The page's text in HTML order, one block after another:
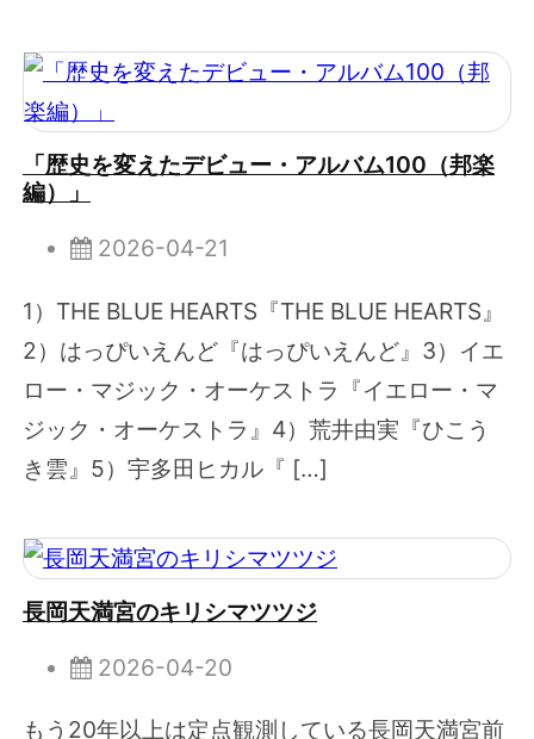
「歴史を変えたデビュー・アルバム100（邦楽
編）」
2026-04-21
1）THE BLUE HEARTS『THE BLUE HEARTS』
2）はっぴいえんど『はっぴいえんど』3）イエ
ロー・マジック・オーケストラ『イエロー・マ
ジック・オーケストラ』4）荒井由実『ひこう
き雲』5）宇多田ヒカル『 […]
長岡天満宮のキリシマツツジ
2026-04-20
もう20年以上は定点観測している長岡天満宮前